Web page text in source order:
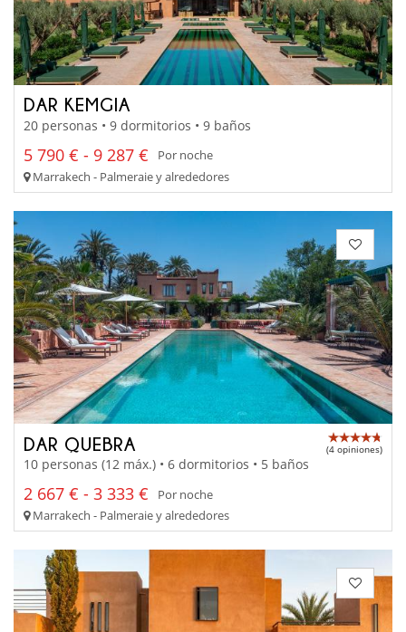
DAR KEMGIA
20 personas • 9 dormitorios • 9 baños
5 790 € - 9 287 €
Por noche
Marrakech - Palmeraie y alrededores
DAR QUEBRA (4 opiniones)
10 personas (12 máx.) • 6 dormitorios • 5 baños
2 667 € - 3 333 €
Por noche
Marrakech - Palmeraie y alrededores